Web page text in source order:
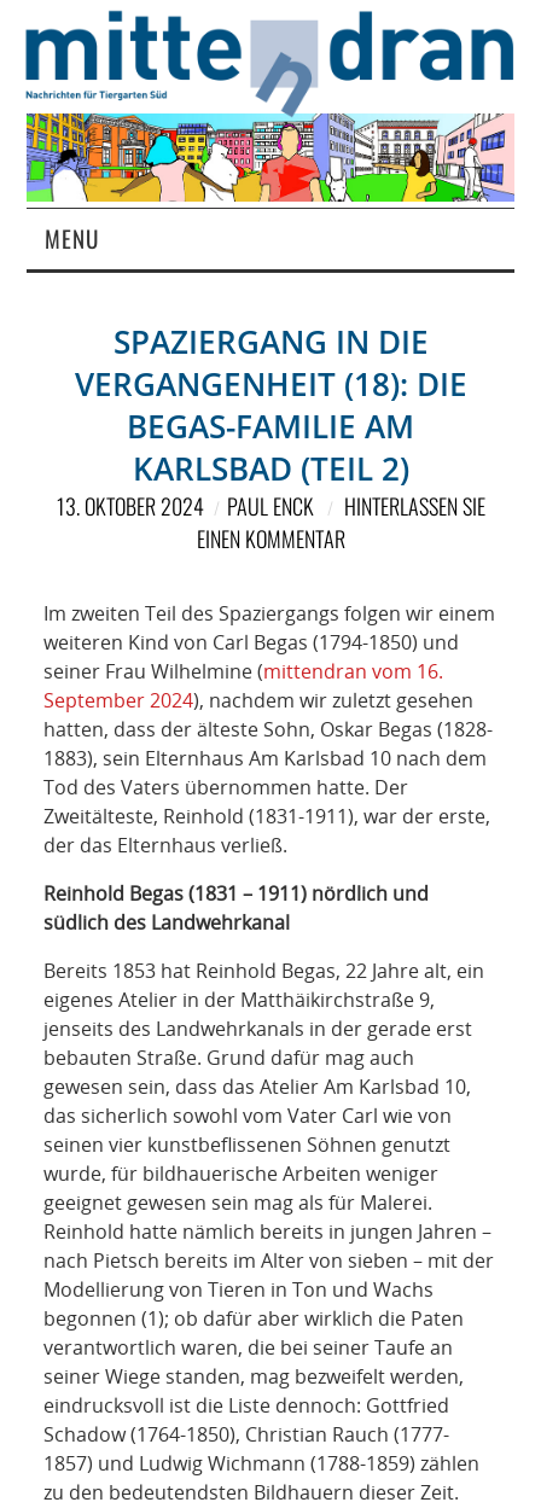
MENU
MAGAZIN
ÜBER UNS
RUBRIKEN
SPONSORING
KONTAKT
SPAZIERGANG IN DIE
VERGANGENHEIT (18): DIE
BEGAS-FAMILIE AM
KARLSBAD (TEIL 2)
13. OKTOBER 2024 PAUL ENCK
HINTERLASSEN SIE
EINEN KOMMENTAR
Im zweiten Teil des Spaziergangs folgen wir einem
weiteren Kind von Carl Begas (1794-1850) und
seiner Frau Wilhelmine (mittendran vom 16.
September 2024), nachdem wir zuletzt gesehen
hatten, dass der älteste Sohn, Oskar Begas (1828-
1883), sein Elternhaus Am Karlsbad 10 nach dem
Tod des Vaters übernommen hatte. Der
Zweitälteste, Reinhold (1831-1911), war der erste,
der das Elternhaus verließ.
Reinhold Begas (1831 – 1911) nördlich und
südlich des Landwehrkanal
Bereits 1853 hat Reinhold Begas, 22 Jahre alt, ein
eigenes Atelier in der Matthäikirchstraße 9,
jenseits des Landwehrkanals in der gerade erst
bebauten Straße. Grund dafür mag auch
gewesen sein, dass das Atelier Am Karlsbad 10,
das sicherlich sowohl vom Vater Carl wie von
seinen vier kunstbeflissenen Söhnen genutzt
wurde, für bildhauerische Arbeiten weniger
geeignet gewesen sein mag als für Malerei.
Reinhold hatte nämlich bereits in jungen Jahren –
nach Pietsch bereits im Alter von sieben – mit der
Modellierung von Tieren in Ton und Wachs
begonnen (1); ob dafür aber wirklich die Paten
verantwortlich waren, die bei seiner Taufe an
seiner Wiege standen, mag bezweifelt werden,
eindrucksvoll ist die Liste dennoch: Gottfried
Schadow (1764-1850), Christian Rauch (1777-
1857) und Ludwig Wichmann (1788-1859) zählen
zu den bedeutendsten Bildhauern dieser Zeit.